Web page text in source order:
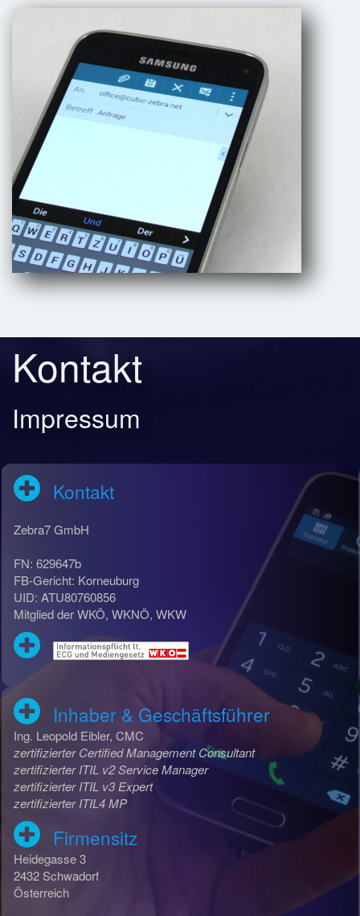
Kontakt
Impressum
Kontakt
Zebra7 GmbH
FN: 629647b
FB-Gericht: Korneuburg
UID: ATU80760856
Mitglied der WKÖ, WKNÖ, WKW
Inhaber & Geschäftsführer
Ing. Leopold Eibler, CMC
zertifizierter Certified Management Consultant
zertifizierter ITIL v2 Service Manager
zertifizierter ITIL v3 Expert
zertifizierter ITIL4 MP
Firmensitz
Heidegasse 3
2432 Schwadorf
Österreich